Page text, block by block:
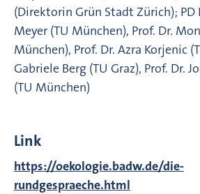
(Direktorin Grün Stadt Zürich); PD
Meyer (TU München), Prof. Dr.
München), Prof. Dr. Azra Korjenic
Gabriele Berg (TU Graz), Prof. Dr.
(TU München)
Link
https://oekologie.badw.de/die-
rundgespraeche.html